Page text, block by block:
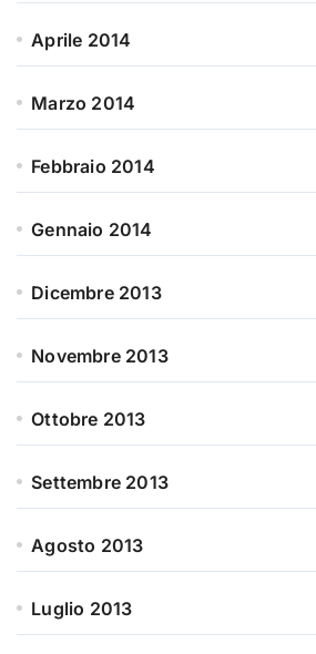
Aprile 2014
Marzo 2014
Febbraio 2014
Gennaio 2014
Dicembre 2013
Novembre 2013
Ottobre 2013
Settembre 2013
Agosto 2013
Luglio 2013